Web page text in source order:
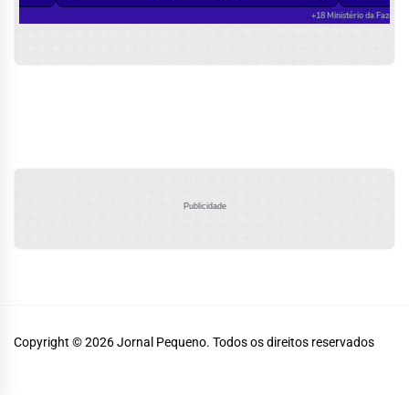
Publicidade
Copyright © 2026Jornal Pequeno. Todos os direitos reservados